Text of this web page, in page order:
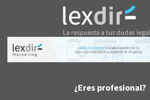
¿Eres profesional?